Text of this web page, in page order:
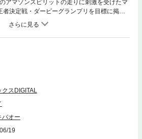
アマゾンスピリットの走りに刺激を受けたマ
者決定戦・ダービーグランプリを目標に掲げ
戦を決意する。高知で勝ち星を順調に伸ば
2頭のライバルが!?
スDIGITAL
バオー
19